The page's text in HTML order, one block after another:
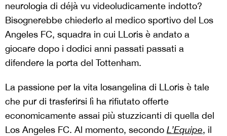
neurologia di déjà vu videoludicamente indotto?
Bisognerebbe chiederlo al medico sportivo del Los
Angeles FC, squadra in cui LLoris è andato a
giocare dopo i dodici anni passati passati a
difendere la porta del Tottenham.
La passione per la vita losangelina di LLoris è tale
che pur di trasferirsi lì ha rifiutato offerte
economicamente assai più stuzzicanti di quella del
Los Angeles FC. Al momento, secondo L’Equipe, il